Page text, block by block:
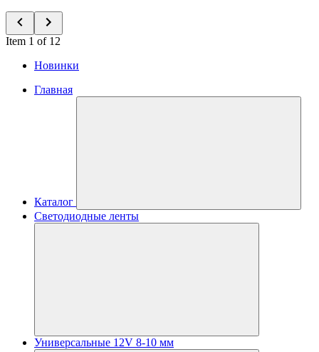
Item 1 of 12
Новинки
Главная
Каталог
Светодиодные ленты
Универсальные 12V 8-10 мм